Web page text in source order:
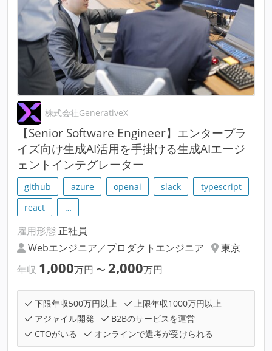
株式会社GenerativeX
【Senior Software Engineer】エンタープラ
イズ向け生成AI活用を手掛ける生成AIエージ
ェントインテグレーター
github azure openai slack
typescript
react
…
雇用形態 正社員
Webエンジニア／プロダクトエンジニア
東京
年収 1,000万円 〜 2,000万円
下限年収500万円以上
上限年収1000万円以上
アジャイル開発
B2Bのサービスを運営
CTOがいる
オンラインで選考が受けられる